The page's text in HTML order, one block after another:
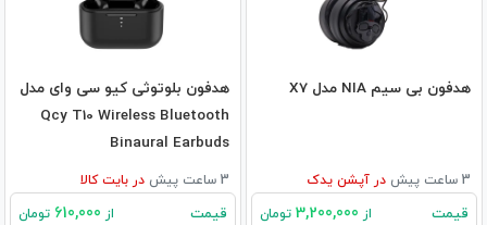
هدفون بی سیم NIA مدل X7
3 ساعت پیش در آپشن یدک
قیمت از تومان
هدفون بلوتوثی کیو سی وای مدل
Qcy T10 Wireless Bluetooth
Binaural Earbuds
3 ساعت پیش در بایت کالا
قیمت از تومان